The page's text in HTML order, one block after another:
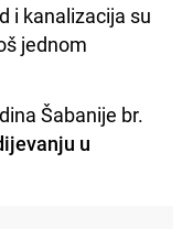
i kanalizacija su
jednom
Šabanije br.
u